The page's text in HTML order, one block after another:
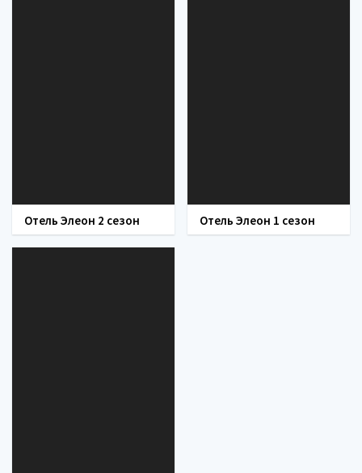
Отель Элеон 2 сезон Отель Элеон 1 сезон